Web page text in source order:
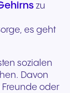
zu
es geht
sozialen
Davon
Freunde oder